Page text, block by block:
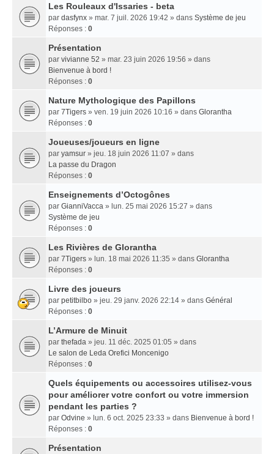
Les Rouleaux d'Issaries - beta
par dasfynx » mar. 7 juil. 2026 19:42 » dans Système de jeu
Réponses : 0
Présentation
par vivianne 52 » mar. 23 juin 2026 19:56 » dans
Bienvenue à bord !
Réponses : 0
Nature Mythologique des Papillons
par 7Tigers » ven. 19 juin 2026 10:16 » dans Glorantha
Réponses : 0
Joueuses/joueurs en ligne
par yamsur » jeu. 18 juin 2026 11:07 » dans
La passe du Dragon
Réponses : 0
Enseignements dʼOctogônes
par GianniVacca » lun. 25 mai 2026 15:27 » dans
Système de jeu
Réponses : 0
Les Rivières de Glorantha
par 7Tigers » lun. 18 mai 2026 11:35 » dans Glorantha
Réponses : 0
Livre des joueurs
par petitbilbo » jeu. 29 janv. 2026 22:14 » dans Général
Réponses : 0
L’Armure de Minuit
par thefada » jeu. 11 déc. 2025 01:05 » dans
Le salon de Leda Orefici Moncenigo
Réponses : 0
Quels équipements ou accessoires utilisez-vous
pour améliorer votre confort ou votre immersion
pendant les parties ?
par Odvine » lun. 6 oct. 2025 23:33 » dans Bienvenue à bord !
Réponses : 0
Présentation